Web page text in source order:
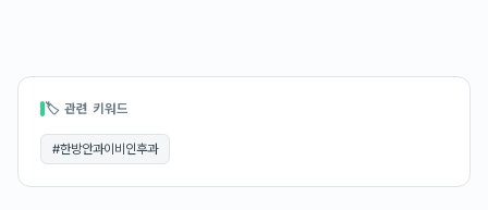
🏷 관련 키워드
#한방안과이비인후과